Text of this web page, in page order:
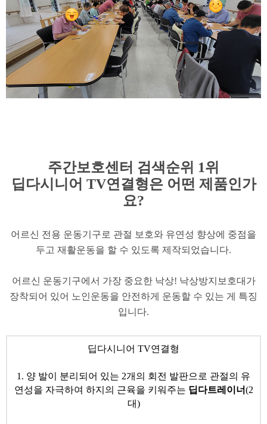
주간보호센터 검색순위 1위
딥다시니어 TV연결형은 어떤 제품인가
요?
어르신 전용 운동기구로 관절 보호와 유연성 향상에 중점을
두고 재활운동을 할 수 있도록 제작되었습니다.
어르신 운동기구에서 가장 중요한 낙상! 낙상방지보호대가
장착되어 있어 노인운동을 안전하게 운동할 수 있는 게 특징
입니다.
​딥다시니어 TV연결형
1. 양 발이 분리되어 있는 2개의 회전 발판으로 관절의 유
연성을 자극하여 하지의 근육을 키워주는 딥다트레이너(2
대)